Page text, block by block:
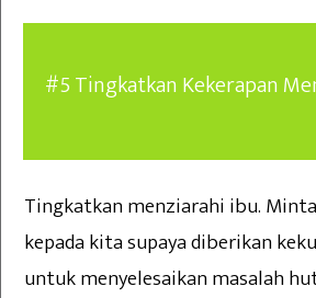
#5 Tingkatkan Kekerapan
Tingkatkan menziarahi ibu.
kepada kita supaya diberikan
untuk menyelesaikan masalah